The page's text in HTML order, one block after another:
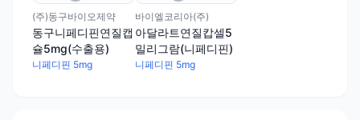
(주)동구바이오제약
동구니페디핀연질캡
슐5mg(수출용)
니페디핀 5mg
바이엘코리아(주)
아달라트연질캅셀5
밀리그람(니페디핀)
니페디핀 5mg